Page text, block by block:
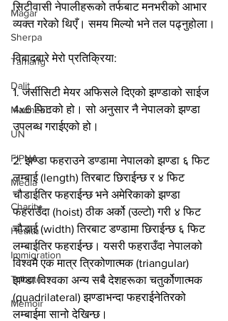
Magar
Sherpa
Tamang
Dalit
Madhesh
UN
FIPNA
Media
Charity
Health
Immigration
Tribute
Memoir
सिटीवासी नेपालीहरूको तर्फबाट मनभरीको आभार
व्यक्त गरेको थिएँ। समय मिल्यो भने तल पढ्नुहोला।
विबादबारे मेरो प्रतिक्रिया:
1. जर्सीसिटी मेयर अफिसले दिएको झण्डाको साईज
4x6 फिटको हो। सो अनुसार नै नेपालको झण्डा
उपलब्ध गराईएको हो।
2. झण्डा फहराउने डण्डामा नेपालको झण्डा ६ फिट
लम्बाई (length) तिरबाट छिराईन्छ र ४ फिट
चौडाईतिर फहराईन्छ भने अमेरिकाको झण्डा
फहराउँदा (hoist) ठीक अर्को (उल्टो) गरी ४ फिट
चौडाई (width) तिरबाट डण्डामा छिराईन्छ ६ फिट
लम्बाईतिर फहराईन्छ। यसरी फहराउँदा नेपालको
विश्वमै एक मात्र त्रिकोणात्मक (triangular)
झण्डा विश्वका अन्य सबै देशहरूका चतुर्कोणात्मक
(quadrilateral) झण्डाभन्दा फहराईनेतिरको
लम्बाईमा सानो देखिन्छ।